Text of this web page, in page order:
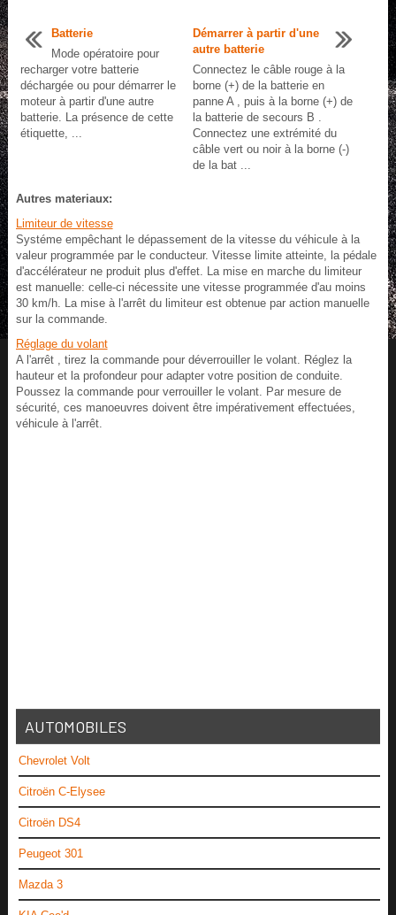
Batterie
Mode opératoire pour
recharger votre batterie
déchargée ou pour démarrer le
moteur à partir d'une autre
batterie. La présence de cette
étiquette, ...
Démarrer à partir d'une
autre batterie
Connectez le câble rouge à la
borne (+) de la batterie en
panne A , puis à la borne (+) de
la batterie de secours B .
Connectez une extrémité du
câble vert ou noir à la borne (-)
de la bat ...
Autres materiaux:
Limiteur de vitesse
Systéme empêchant le dépassement de la vitesse du véhicule à la
valeur programmée par le conducteur. Vitesse limite atteinte, la pédale
d'accélérateur ne produit plus d'effet. La mise en marche du limiteur
est manuelle: celle-ci nécessite une vitesse programmée d'au moins
30 km/h. La mise à l'arrêt du limiteur est obtenue par action manuelle
sur la commande.
Réglage du volant
A l'arrêt , tirez la commande pour déverrouiller le volant. Réglez la
hauteur et la profondeur pour adapter votre position de conduite.
Poussez la commande pour verrouiller le volant. Par mesure de
sécurité, ces manoeuvres doivent être impérativement effectuées,
véhicule à l'arrêt.
AUTOMOBILES
Chevrolet Volt
Citroën C-Elysee
Citroën DS4
Peugeot 301
Mazda 3